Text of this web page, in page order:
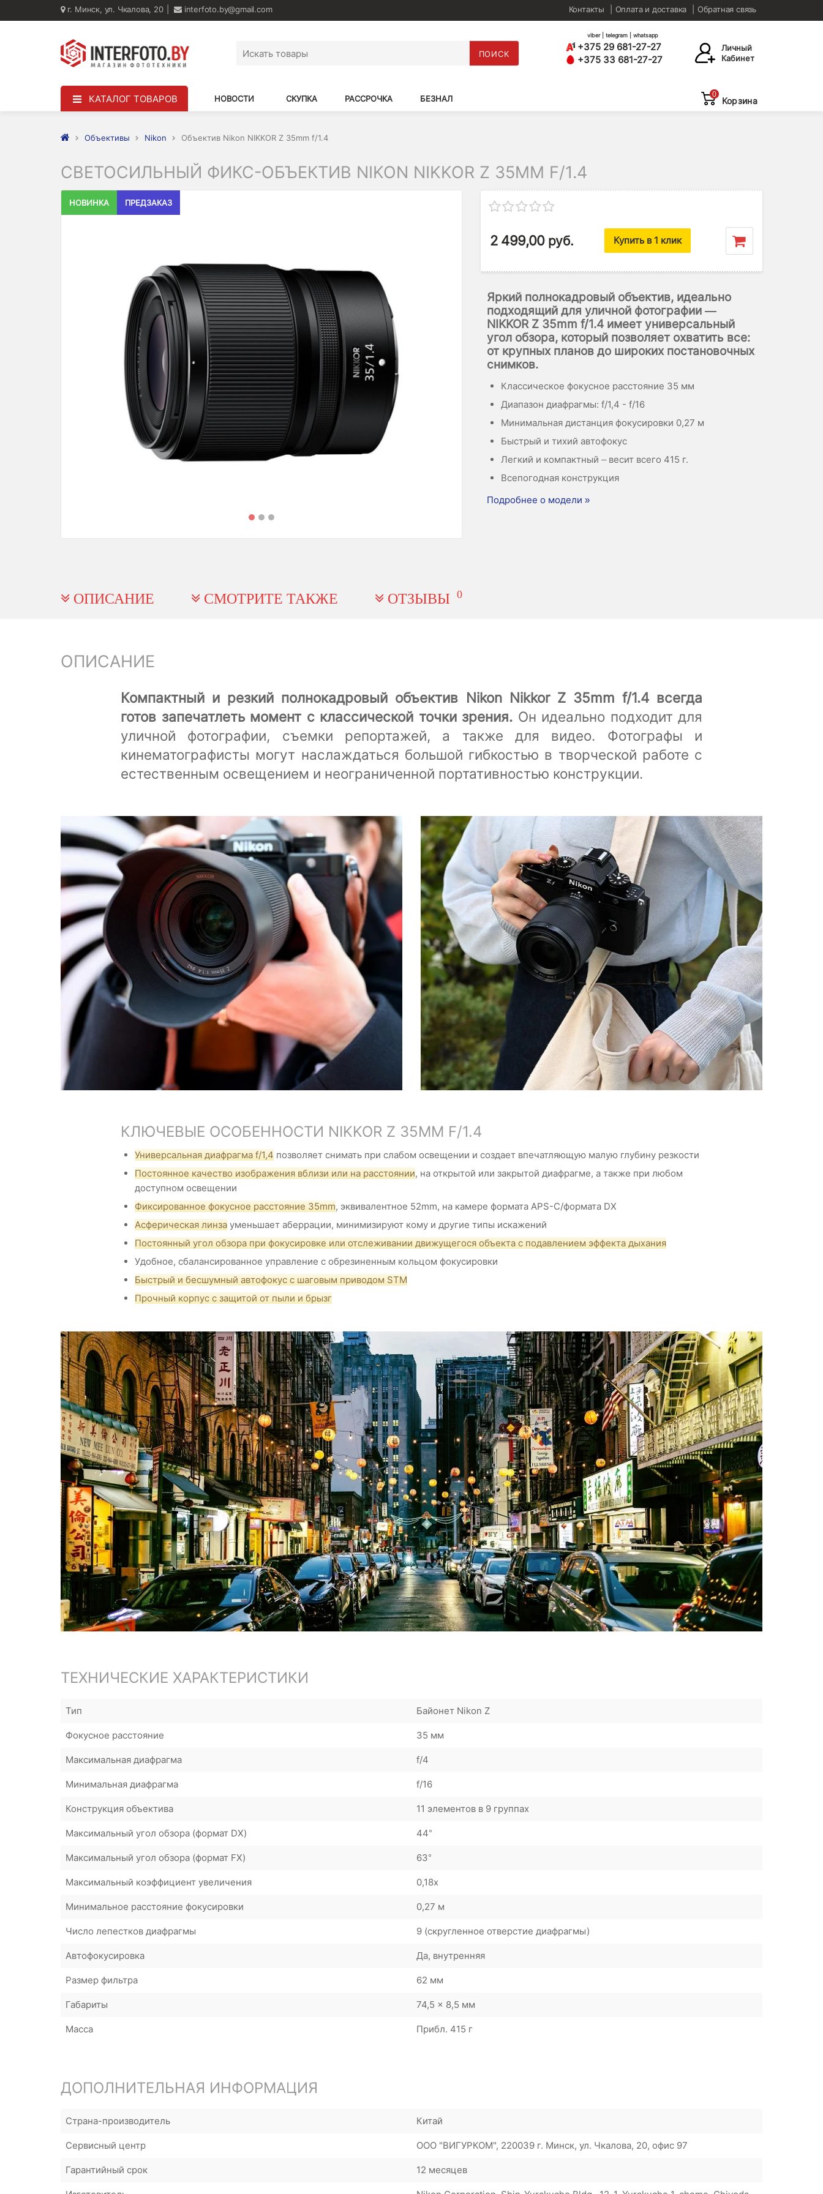
г. Минск, ул. Чкалова, 20 interfoto.by@gmail.com Контакты Оплата и доставка Обратная связь
ПОИСК
viber | telegram | whatsapp
+375 29 681-27-27
+375 33 681-27-27
Личный
Кабинет
КАТАЛОГ ТОВАРОВ НОВОСТИ СКУПКА РАССРОЧКА БЕЗНАЛ 0
Корзина
Объективы Nikon Объектив Nikon NIKKOR Z 35mm f/1.4
СВЕТОСИЛЬНЫЙ ФИКС-ОБЪЕКТИВ NIKON NIKKOR Z 35MM F/1.4
НОВИНКА ПРЕДЗАКАЗ
2 499,00 руб. Купить в 1 клик
Яркий полнокадровый объектив, идеально
подходящий для уличной фотографии —
NIKKOR Z 35mm f/1.4 имеет универсальный
угол обзора, который позволяет охватить все:
от крупных планов до широких постановочных
снимков.
Классическое фокусное расстояние 35 мм
Диапазон диафрагмы: f/1,4 - f/16
Минимальная дистанция фокусировки 0,27 м
Быстрый и тихий автофокус
Легкий и компактный – весит всего 415 г.
Всепогодная конструкция
Подробнее о модели »
ОПИСАНИЕ СМОТРИТЕ ТАКЖЕ ОТЗЫВЫ 0
ОПИСАНИЕ
Компактный и резкий полнокадровый объектив Nikon Nikkor Z 35mm f/1.4 всегда
готов запечатлеть момент с классической точки зрения. Он идеально подходит для
уличной фотографии, съемки репортажей, а также для видео. Фотографы и
кинематографисты могут наслаждаться большой гибкостью в творческой работе с
естественным освещением и неограниченной портативностью конструкции.
КЛЮЧЕВЫЕ ОСОБЕННОСТИ NIKKOR Z 35MM F/1.4
Универсальная диафрагма f/1,4 позволяет снимать при слабом освещении и создает впечатляющую малую глубину резкости
Постоянное качество изображения вблизи или на расстоянии, на открытой или закрытой диафрагме, а также при любом
доступном освещении
Фиксированное фокусное расстояние 35mm, эквивалентное 52mm, на камере формата APS-C/формата DX
Асферическая линза уменьшает аберрации, минимизируют кому и другие типы искажений
Постоянный угол обзора при фокусировке или отслеживании движущегося объекта с подавлением эффекта дыхания
Удобное, сбалансированное управление с обрезиненным кольцом фокусировки
Быстрый и бесшумный автофокус с шаговым приводом STM
Прочный корпус с защитой от пыли и брызг
ТЕХНИЧЕСКИЕ ХАРАКТЕРИСТИКИ
Тип Байонет Nikon Z
Фокусное расстояние 35 мм
Максимальная диафрагма f/4
Минимальная диафрагма f/16
Конструкция объектива 11 элементов в 9 группах
Максимальный угол обзора (формат DX) 44°
Максимальный угол обзора (формат FX) 63°
Максимальный коэффициент увеличения 0,18х
Минимальное расстояние фокусировки 0,27 м
Число лепестков диафрагмы 9 (скругленное отверстие диафрагмы)
Автофокусировка Да, внутренняя
Размер фильтра 62 мм
Габариты 74,5 x 8,5 мм
Масса Прибл. 415 г
ДОПОЛНИТЕЛЬНАЯ ИНФОРМАЦИЯ
Страна-производитель Китай
Сервисный центр ООО "ВИГУРКОМ", 220039 г. Минск, ул. Чкалова, 20, офис 97
Гарантийный срок 12 месяцев